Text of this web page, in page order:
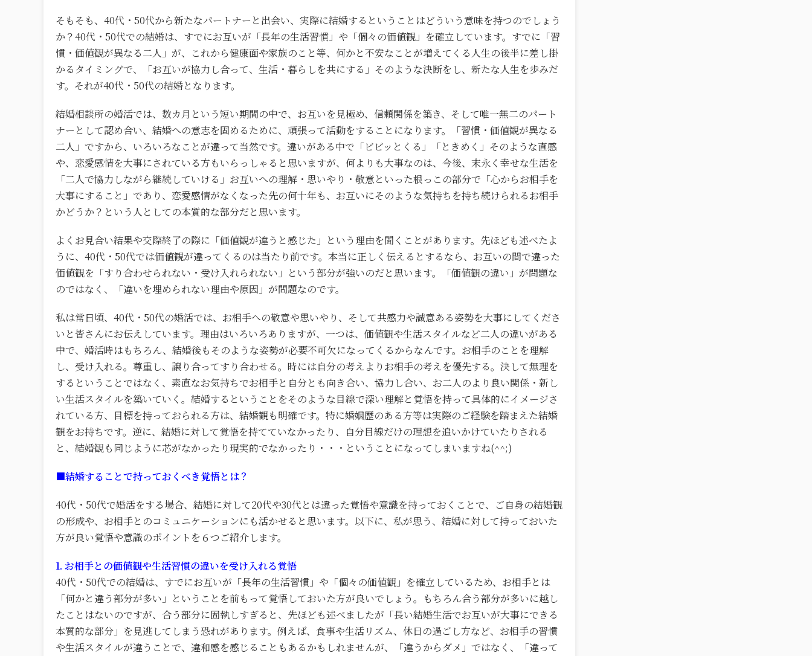
そもそも、40代・50代から新たなパートナーと出会い、実際に結婚するということはどういう意味を持つのでしょう
か？40代・50代での結婚は、すでにお互いが「長年の生活習慣」や「個々の価値観」を確立しています。すでに「習
慣・価値観が異なる二人」が、これから健康面や家族のこと等、何かと不安なことが増えてくる人生の後半に差し掛
かるタイミングで、「お互いが協力し合って、生活・暮らしを共にする」そのような決断をし、新たな人生を歩みだ
す。それが40代・50代の結婚となります。
結婚相談所の婚活では、数カ月という短い期間の中で、お互いを見極め、信頼関係を築き、そして唯一無二のパート
ナーとして認め合い、結婚への意志を固めるために、頑張って活動をすることになります。「習慣・価値観が異なる
二人」ですから、いろいろなことが違って当然です。違いがある中で「ビビッとくる」「ときめく」そのような直感
や、恋愛感情を大事にされている方もいらっしゃると思いますが、何よりも大事なのは、今後、末永く幸せな生活を
「二人で協力しながら継続していける」お互いへの理解・思いやり・敬意といった根っこの部分で「心からお相手を
大事にすること」であり、恋愛感情がなくなった先の何十年も、お互いにそのような気持ちを持ち続けられるお相手
かどうか？という人としての本質的な部分だと思います。
よくお見合い結果や交際終了の際に「価値観が違うと感じた」という理由を聞くことがあります。先ほども述べたよ
うに、40代・50代では価値観が違ってくるのは当たり前です。本当に正しく伝えるとするなら、お互いの間で違った
価値観を「すり合わせられない・受け入れられない」という部分が強いのだと思います。「価値観の違い」が問題な
のではなく、「違いを埋められない理由や原因」が問題なのです。
私は常日頃、40代・50代の婚活では、お相手への敬意や思いやり、そして共感力や誠意ある姿勢を大事にしてくださ
いと皆さんにお伝えしています。理由はいろいろありますが、一つは、価値観や生活スタイルなど二人の違いがある
中で、婚活時はもちろん、結婚後もそのような姿勢が必要不可欠になってくるからなんです。お相手のことを理解
し、受け入れる。尊重し、譲り合ってすり合わせる。時には自分の考えよりお相手の考えを優先する。決して無理を
するということではなく、素直なお気持ちでお相手と自分とも向き合い、協力し合い、お二人のより良い関係・新し
い生活スタイルを築いていく。結婚するということをそのような目線で深い理解と覚悟を持って具体的にイメージさ
れている方、目標を持っておられる方は、結婚観も明確です。特に婚姻歴のある方等は実際のご経験を踏まえた結婚
観をお持ちです。逆に、結婚に対して覚悟を持てていなかったり、自分目線だけの理想を追いかけていたりされる
と、結婚観も同じように芯がなかったり現実的でなかったり・・・ということになってしまいますね(^^;)
■結婚することで持っておくべき覚悟とは？
40代・50代で婚活をする場合、結婚に対して20代や30代とは違った覚悟や意識を持っておくことで、ご自身の結婚観
の形成や、お相手とのコミュニケーションにも活かせると思います。以下に、私が思う、結婚に対して持っておいた
方が良い覚悟や意識のポイントを６つご紹介します。
1. お相手との価値観や生活習慣の違いを受け入れる覚悟
40代・50代での結婚は、すでにお互いが「長年の生活習慣」や「個々の価値観」を確立しているため、お相手とは
「何かと違う部分が多い」ということを前もって覚悟しておいた方が良いでしょう。もちろん合う部分が多いに越し
たことはないのですが、合う部分に固執しすぎると、先ほども述べましたが「長い結婚生活でお互いが大事にできる
本質的な部分」を見逃してしまう恐れがあります。例えば、食事や生活リズム、休日の過ごし方など、お相手の習慣
や生活スタイルが違うことで、違和感を感じることもあるかもしれませんが、「違うからダメ」ではなく、「違って